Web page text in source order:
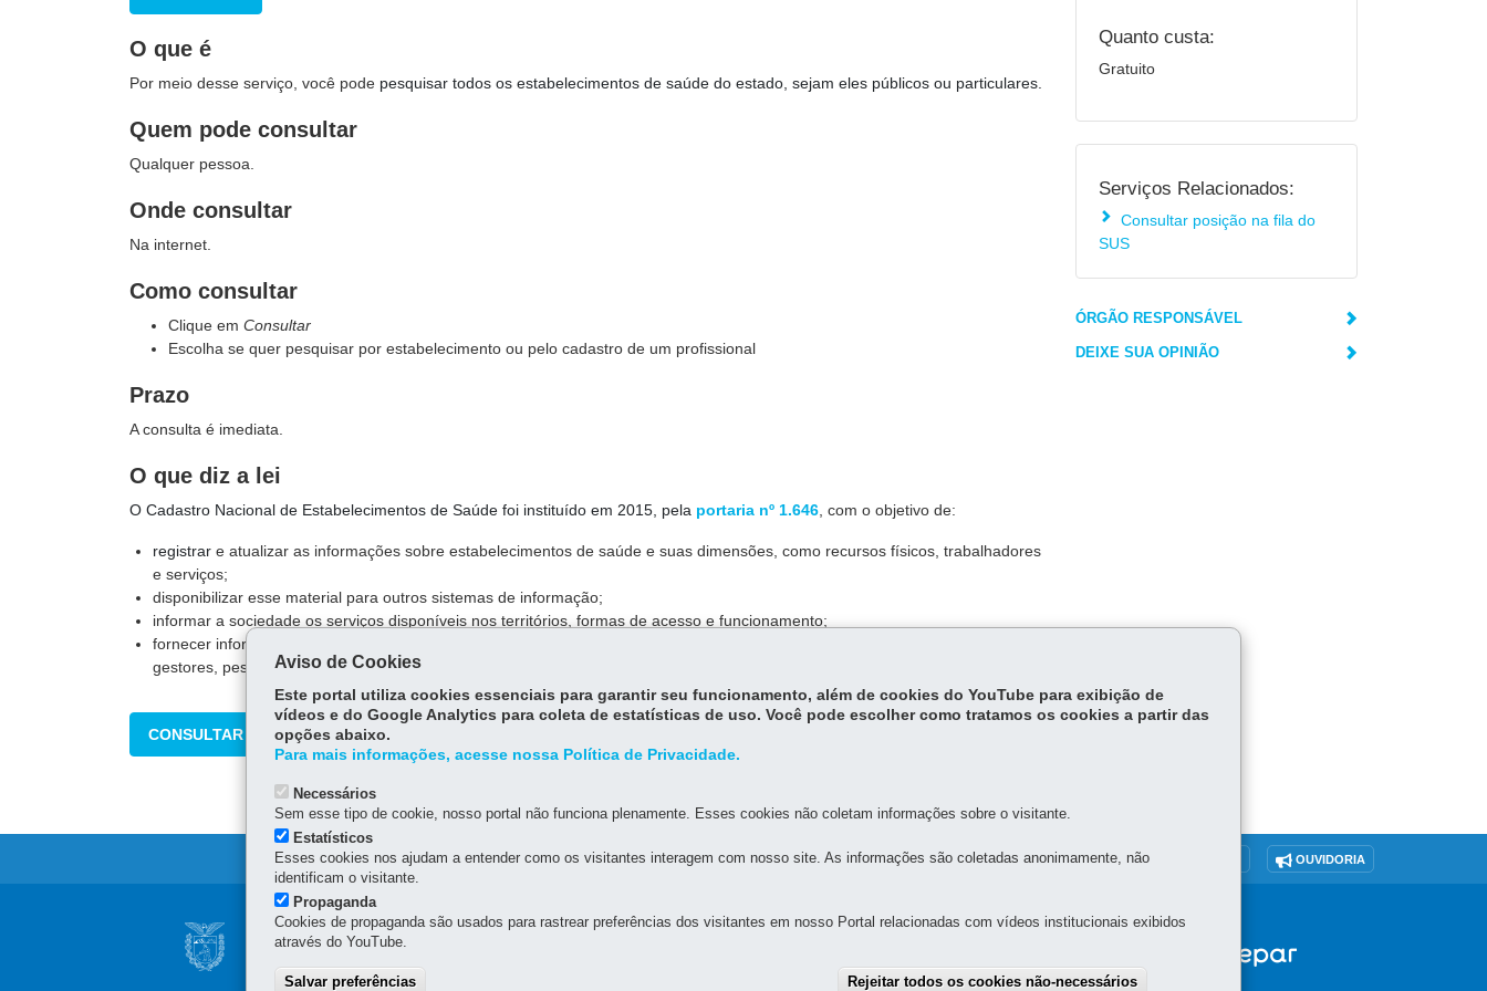
O que é
Por meio desse serviço, você pode pesquisar todos os estabelecimentos de saúde do estado, sejam eles públicos ou particulares.
Quem pode consultar
Qualquer pessoa.
Onde consultar
Na internet.
Como consultar
Clique em Consultar
Escolha se quer pesquisar por estabelecimento ou pelo cadastro de um profissional
Prazo
A consulta é imediata.
O que diz a lei
O Cadastro Nacional de Estabelecimentos de Saúde foi instituído em 2015, pela portaria nº 1.646 , com o objetivo de:
registrar e atualizar as informações sobre estabelecimentos de saúde e suas dimensões, como recursos físicos, trabalhadores
e serviços;
disponibilizar esse material para outros sistemas de informação;
informar a sociedade os serviços disponíveis nos territórios, formas de acesso e funcionamento;
fornecer informações detalhadas que apoiem a tomada de decisão, o planejamento, a programação e o conhecimento pelos
gestores, pesquisadores, trabalhadores e sociedade em geral.
CONSULTAR
Quanto custa:
Gratuito
Serviços Relacionados:
Consultar posição na fila do
SUS
ÓRGÃO RESPONSÁVEL
DEIXE SUA OPINIÃO
MAPA DO SITE DENUNCIE CORRUPÇÃO OUVIDORIA
Navegação
principal
AGÊNCIA DO MIGRANTE
SUPERINTENDÊNCIA-GERAL DE GOVERNANÇA MIGRATÓRIA
Aviso de Cookies
Este portal utiliza cookies essenciais para garantir seu funcionamento, além de cookies do YouTube para exibição de
vídeos e do Google Analytics para coleta de estatísticas de uso. Você pode escolher como tratamos os cookies a partir das
opções abaixo.
Para mais informações, acesse nossa Política de Privacidade.
Necessários
Sem esse tipo de cookie, nosso portal não funciona plenamente. Esses cookies não coletam informações sobre o visitante.
Estatísticos
Esses cookies nos ajudam a entender como os visitantes interagem com nosso site. As informações são coletadas anonimamente, não
identificam o visitante.
Propaganda
Cookies de propaganda são usados para rastrear preferências dos visitantes em nosso Portal relacionadas com vídeos institucionais exibidos
através do YouTube.
Salvar preferências Rejeitar todos os cookies não-necessários